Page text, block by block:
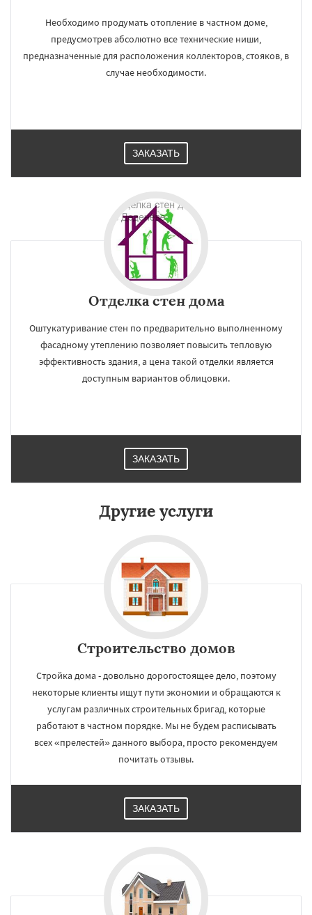
Необходимо продумать отопление в частном доме,
предусмотрев абсолютно все технические ниши,
предназначенные для расположения коллекторов, стояков, в
случае необходимости.
ЗАКАЗАТЬ
Отделка стен дома
Оштукатуривание стен по предварительно выполненному
фасадному утеплению позволяет повысить тепловую
эффективность здания, а цена такой отделки является
доступным вариантов облицовки.
ЗАКАЗАТЬ
Другие услуги
Строительство домов
Стройка дома - довольно дорогостоящее дело, поэтому
некоторые клиенты ищут пути экономии и обращаются к
услугам различных строительных бригад, которые
работают в частном порядке. Мы не будем расписывать
всех «прелестей» данного выбора, просто рекомендуем
почитать отзывы.
ЗАКАЗАТЬ